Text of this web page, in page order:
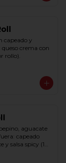
capeado y
crema con
rollo).
aguacate
capeado
y salsa spicy (10